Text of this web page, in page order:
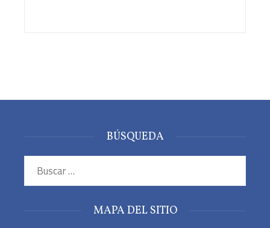
BÚSQUEDA
Buscar:
MAPA DEL SITIO